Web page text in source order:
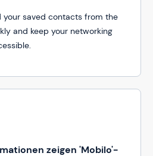
your saved contacts from the
and keep your networking
zeigen 'Mobilo'-